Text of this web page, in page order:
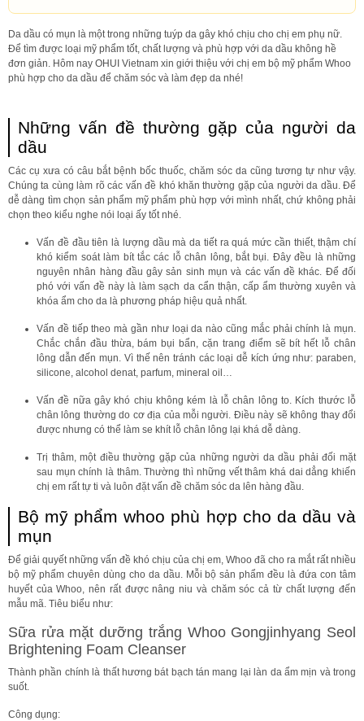
Da dầu có mụn là một trong những tuýp da gây khó chịu cho chị em phụ nữ.
Để tìm được loại mỹ phẩm tốt, chất lượng và phù hợp với da dầu không hề
đơn giản. Hôm nay OHUI Vietnam xin giới thiệu với chị em bộ mỹ phẩm Whoo
phù hợp cho da dầu để chăm sóc và làm đẹp da nhé!
Những vấn đề thường gặp của người da
dầu
Các cụ xưa có câu bắt bệnh bốc thuốc, chăm sóc da cũng tương tự như vậy.
Chúng ta cùng làm rõ các vấn đề khó khăn thường gặp của người da dầu. Để
dễ dàng tìm chọn sản phẩm mỹ phẩm phù hợp với mình nhất, chứ không phải
chọn theo kiểu nghe nói loại ấy tốt nhé.
Vấn đề đầu tiên là lượng dầu mà da tiết ra quá mức cần thiết, thậm chí
khó kiểm soát làm bít tắc các lỗ chân lông, bắt bụi. Đây đều là những
nguyên nhân hàng đầu gây sản sinh mụn và các vấn đề khác. Để đối
phó với vấn đề này là làm sạch da cẩn thận, cấp ẩm thường xuyên và
khóa ẩm cho da là phương pháp hiệu quả nhất.
Vấn đề tiếp theo mà gần như loại da nào cũng mắc phải chính là mụn.
Chắc chắn đầu thừa, bám bụi bẩn, cặn trang điểm sẽ bít hết lỗ chân
lông dẫn đến mụn. Vì thế nên tránh các loại dễ kích ứng như: paraben,
silicone, alcohol denat, parfum, mineral oil…
Vấn đề nữa gây khó chịu không kém là lỗ chân lông to. Kích thước lỗ
chân lông thường do cơ địa của mỗi người. Điều này sẽ không thay đổi
được nhưng có thể làm se khít lỗ chân lông lại khá dễ dàng.
Trị thâm, một điều thường gặp của những người da dầu phải đối mặt
sau mụn chính là thâm. Thường thì những vết thâm khá dai dẳng khiến
chị em rất tự ti và luôn đặt vấn đề chăm sóc da lên hàng đầu.
Bộ mỹ phẩm whoo phù hợp cho da dầu và
mụn
Để giải quyết những vấn đề khó chịu của chị em, Whoo đã cho ra mắt rất nhiều
bộ mỹ phẩm chuyên dùng cho da dầu. Mỗi bộ sản phẩm đều là đứa con tâm
huyết của Whoo, nên rất được nâng niu và chăm sóc cả từ chất lượng đến
mẫu mã. Tiêu biểu như:
Sữa rửa mặt dưỡng trắng Whoo Gongjinhyang Seol
Brightening Foam Cleanser
Thành phần chính là thất hương bát bạch tán mang lại làn da ẩm mịn và trong
suốt.
Công dụng: